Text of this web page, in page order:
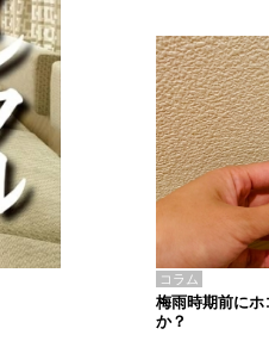
コラム
梅雨時期前に
か？